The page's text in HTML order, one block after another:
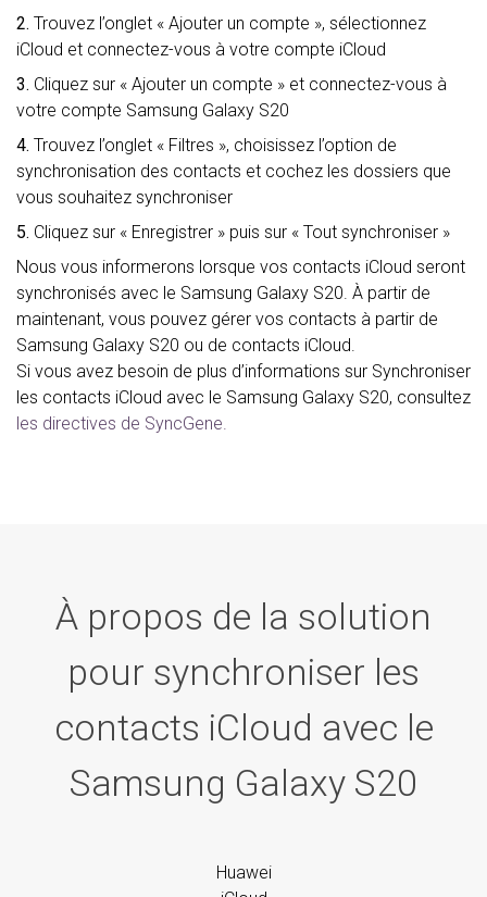
2. Trouvez l’onglet « Ajouter un compte », sélectionnez
iCloud et connectez-vous à votre compte iCloud
3. Cliquez sur « Ajouter un compte » et connectez-vous à
votre compte Samsung Galaxy S20
4. Trouvez l’onglet « Filtres », choisissez l’option de
synchronisation des contacts et cochez les dossiers que
vous souhaitez synchroniser
5. Cliquez sur « Enregistrer » puis sur « Tout synchroniser »
Nous vous informerons lorsque vos contacts iCloud seront
synchronisés avec le Samsung Galaxy S20. À partir de
maintenant, vous pouvez gérer vos contacts à partir de
Samsung Galaxy S20 ou de contacts iCloud.
Si vous avez besoin de plus d’informations sur Synchroniser
les contacts iCloud avec le Samsung Galaxy S20, consultez
les directives de SyncGene.
À propos de la solution
pour synchroniser les
contacts iCloud avec le
Samsung Galaxy S20
Huawei